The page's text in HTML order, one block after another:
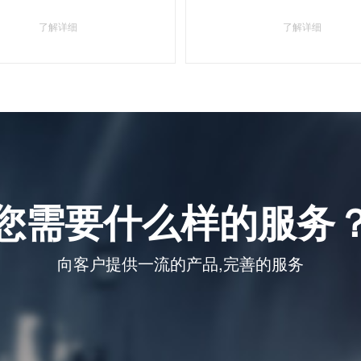
了解详细 了解详细
需要什么样的服务
向客户提供一流的产品,完善的服务